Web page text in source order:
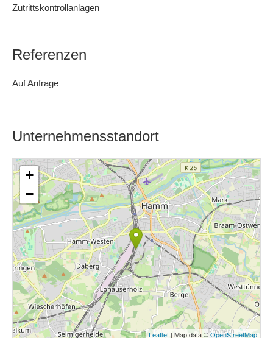
Zutrittskontrollanlagen
Referenzen
Auf Anfrage
Unternehmensstandort
+
−
Leaflet | Map data ©OpenStreetMap